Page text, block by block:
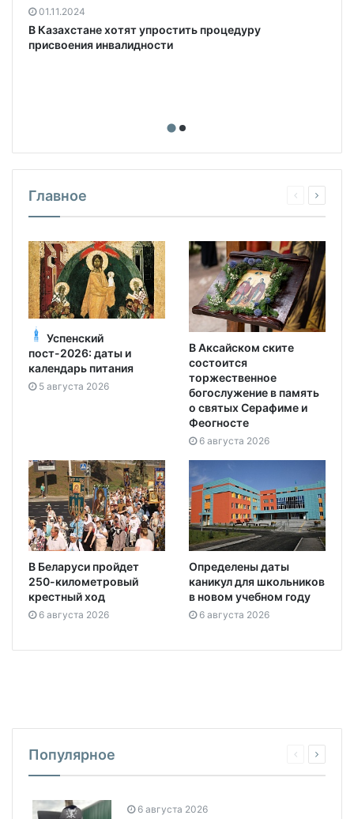
01.11.2024
В Казахстане хотят упростить процедуру
присвоения инвалидности
Главное
Успенский
пост-2026: даты и
календарь питания
5 августа 2026
В Аксайском ските
состоится
торжественное
богослужение в память
о святых Серафиме и
Феогносте
6 августа 2026
В Беларуси пройдет
250-километровый
крестный ход
6 августа 2026
Определены даты
каникул для школьников
в новом учебном году
6 августа 2026
Популярное
6 августа 2026